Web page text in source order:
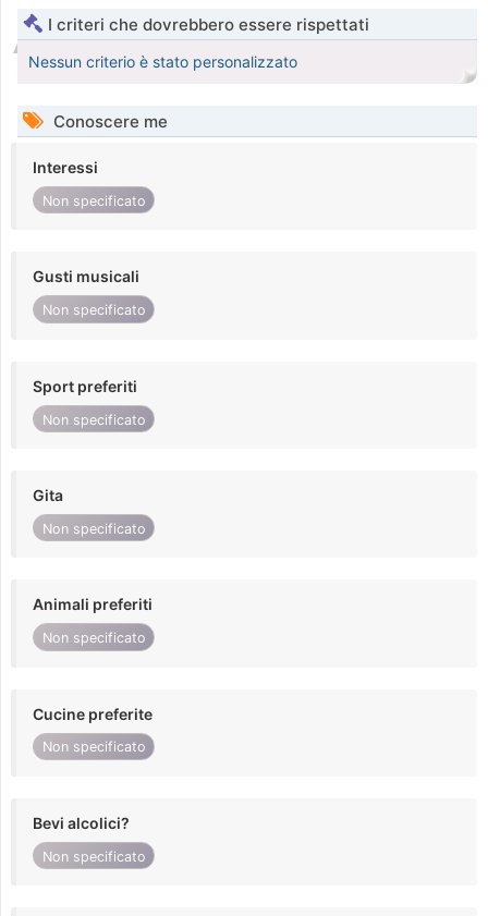
I criteri che dovrebbero essere rispettati
Nessun criterio è stato personalizzato
Conoscere me
Interessi
Non specificato
Gusti musicali
Non specificato
Sport preferiti
Non specificato
Gita
Non specificato
Animali preferiti
Non specificato
Cucine preferite
Non specificato
Bevi alcolici?
Non specificato